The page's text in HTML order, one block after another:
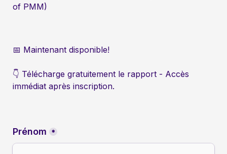
of PMM)
📅 Maintenant disponible!
👇 Télécharge gratuitement le rapport - Accès
immédiat après inscription.
Prénom *